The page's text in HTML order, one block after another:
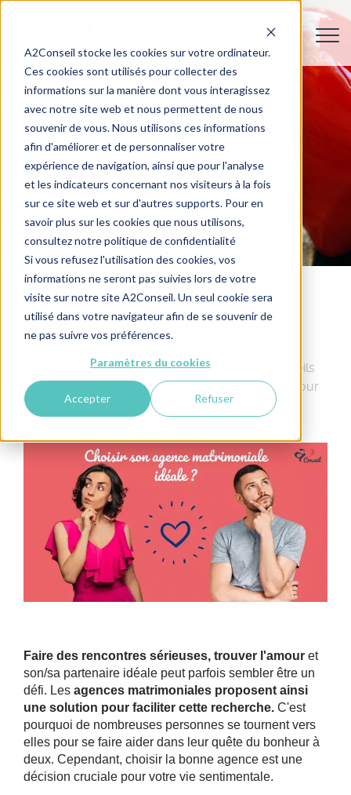
A2Conseil stocke les cookies sur votre ordinateur.
Ces cookies sont utilisés pour collecter des
informations sur la manière dont vous interagissez
avec notre site web et nous permettent de nous
souvenir de vous. Nous utilisons ces informations
afin d'améliorer et de personnaliser votre
expérience de navigation, ainsi que pour l'analyse
et les indicateurs concernant nos visiteurs à la fois
sur ce site web et sur d'autres supports. Pour en
savoir plus sur les cookies que nous utilisons,
consultez notre politique de confidentialité
Si vous refusez l'utilisation des cookies, vos
informations ne seront pas suivies lors de votre
visite sur notre site A2Conseil. Un seul cookie sera
utilisé dans votre navigateur afin de se souvenir de
ne pas suivre vos préférences.
Paramètres du cookies
Accepter Refuser
Comment choisir l'agence
matrimoniale idéale et trouver
11 avr. 2024 Agence matrimoniale
Conseils
pour Elle
Celibataire Rencontre
Conseils pour
Lui
Faire des rencontres sérieuses, trouver l'amour et
son/sa partenaire idéale peut parfois sembler être un
défi. Les agences matrimoniales proposent ainsi
une solution pour faciliter cette recherche. C'est
pourquoi de nombreuses personnes se tournent vers
elles pour se faire aider dans leur quête du bonheur à
deux. Cependant, choisir la bonne agence est une
décision cruciale pour votre vie sentimentale.